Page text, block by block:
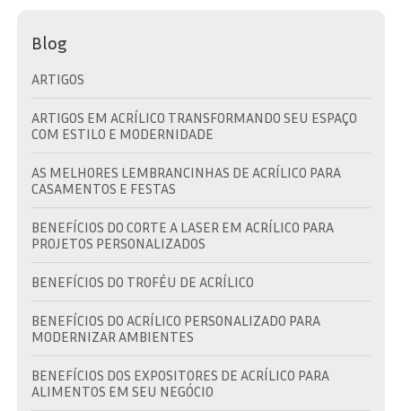
Blog
ARTIGOS
ARTIGOS EM ACRÍLICO TRANSFORMANDO SEU ESPAÇO
COM ESTILO E MODERNIDADE
AS MELHORES LEMBRANCINHAS DE ACRÍLICO PARA
CASAMENTOS E FESTAS
BENEFÍCIOS DO CORTE A LASER EM ACRÍLICO PARA
PROJETOS PERSONALIZADOS
BENEFÍCIOS DO TROFÉU DE ACRÍLICO
BENEFÍCIOS DO ACRÍLICO PERSONALIZADO PARA
MODERNIZAR AMBIENTES
BENEFÍCIOS DOS EXPOSITORES DE ACRÍLICO PARA
ALIMENTOS EM SEU NEGÓCIO